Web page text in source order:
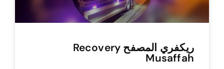
ريكفري المصفح Recovery
Musaffah